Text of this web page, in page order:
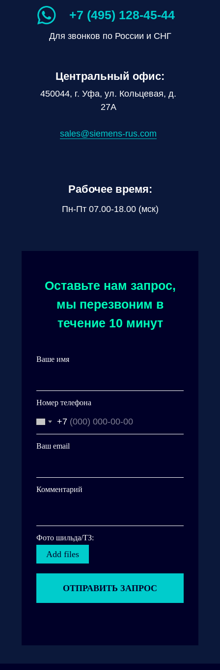
Оставьте нам запрос,
мы перезвоним в
течение 10 минут
Для звонков по России и СНГ
Ваше имя
Номер телефона
+7
Ваш email
Комментарий
Фото шильда/ТЗ:
Add files
ОТПРАВИТЬ ЗАПРОС
+7 (495) 128-45-44
450044, г. Уфа, ул. Кольцевая, д.
27А
sales@siemens-rus.com
Центральный офис:
Пн-Пт 07.00-18.00 (мск)
Рабочее время: